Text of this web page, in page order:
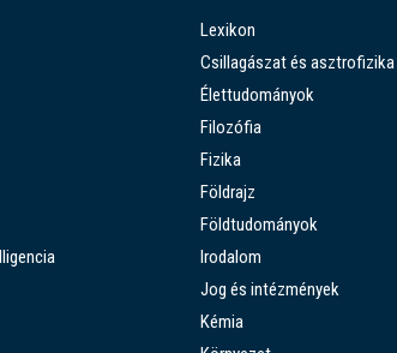
Lexikon
Csillagászat és asztrofizika
Élettudományok
Filozófia
Fizika
Földrajz
Földtudományok
Irodalom
Jog és intézmények
Kémia